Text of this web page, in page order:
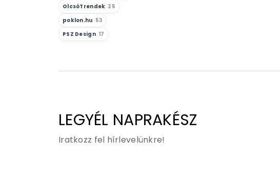
OlcsóTrendek 25
poklon.hu 53
PSZ Design 17
LEGYÉL NAPRAKÉSZ
Iratkozz fel hírlevelünkre!